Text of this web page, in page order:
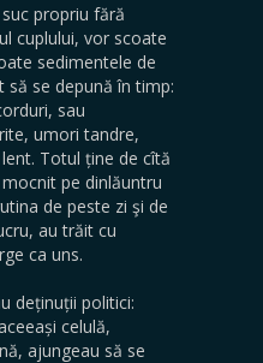
propriu fără
cuplului, vor scoate
sedimentele de
să se depună în timp:
sau
umori tandre,
Totul ține de cîtă
pe dinlăuntru
de peste zi şi de
au trăit cu
ca uns.
deținuții politici:
celulă,
ajungeau să se